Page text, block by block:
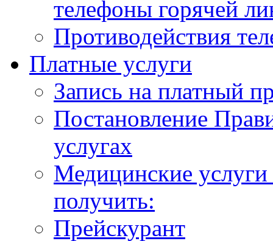
телефоны горячей
Противодействия
Платные услуги
Запись на платный
Постановление
услугах
Медицинские
получить:
Прейскурант